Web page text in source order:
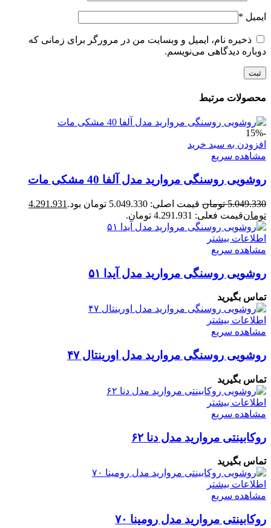
ایمیل *
ذخیره نام، ایمیل و وبسایت من در مرورگر برای زمانی که
دوباره دیدگاهی می‌نویسم.
محصولات مرتبط
-15%
افزودن به سبد خرید
مشاهده سریع
روشویی روسنگی مروارید مدل آلفا 40 مشکی مات
5.049.330 تومان قیمت اصلی: 5.049.330 تومان بود.
4.291.931
تومانقیمت فعلی: 4.291.931 تومان.
اطلاعات بیشتر
مشاهده سریع
روشویی روسنگی مروارید مدل آیدا ۵۱
تماس بگیرید
اطلاعات بیشتر
مشاهده سریع
روشویی روسنگی مروارید مدل اورینتال ۴۷
تماس بگیرید
اطلاعات بیشتر
مشاهده سریع
روکابینتی مروارید مدل دنا ۶۲
تماس بگیرید
اطلاعات بیشتر
مشاهده سریع
روکابینتی مروارید مدل رومینا ۷۰